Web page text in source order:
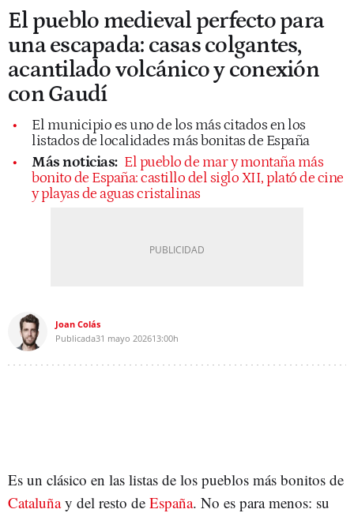
El pueblo medieval perfecto para
una escapada: casas colgantes,
acantilado volcánico y conexión
con Gaudí
El municipio es uno de los más citados en los
listados de localidades más bonitas de España
Más noticias: El pueblo de mar y montaña más
bonito de España: castillo del siglo XII, plató de cine
y playas de aguas cristalinas
Joan Colás
Publicada31 mayo 202613:00h
Es un clásico en las listas de los pueblos más bonitos de
Cataluñay del resto de España. No es para menos: su